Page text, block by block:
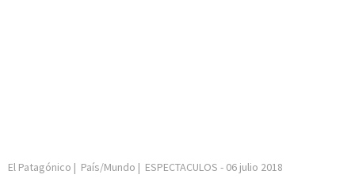
El Patagónico | País/Mundo | ESPECTACULOS - 06 julio 2018